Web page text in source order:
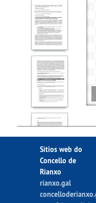
Sitios web do
Concello de
Rianxo
rianxo.gal